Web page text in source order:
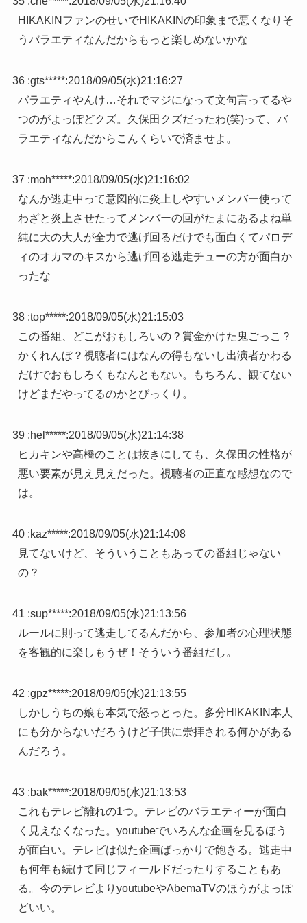
HIKAKINファンのせいでHIKAKINの印象まで悪くなりそ
うバラエティなんだからもっと楽しめないかな
36 :gts*****:2018/09/05(水)21:16:27
バラエティやんけ…それでマジになって文句言ってるや
つのがよっぽどクズ。久保田クズだったわ(笑)って、バ
ラエティなんだからこんくらいで済ませよ。
37 :moh*****:2018/09/05(水)21:16:02
なんか逃走中って意図的に炎上しやすいメンバー使って
わざと炎上させたってメンバーの回がたまにあるよね単
純に大の大人が全力で逃げ回るだけでも面白くてパロデ
ィのオカマのキスから逃げ回る逃走チューの方が面白か
ったな
38 :top*****:2018/09/05(水)21:15:03
この番組、どこがおもしろいの？賞金かけた鬼ごっこ？
かくれんぼ？視聴者にはなんの得もないし出演者かわる
だけでおもしろくもなんともない。もちろん、観てない
けどまだやってるのかとびっくり。
39 :hel*****:2018/09/05(水)21:14:38
ヒカキンや高橋のことは抜きにしても、久保田の性格が
悪い要素が見え見えだった。視聴者の正直な感想なので
は。
40 :kaz*****:2018/09/05(水)21:14:08
見てないけど、そういうこともあっての番組じゃない
の？
41 :sup*****:2018/09/05(水)21:13:56
ルールに則って逃走してるんだから、参加者の心理状態
を客観的に楽しもうぜ！そういう番組だし。
42 :gpz*****:2018/09/05(水)21:13:55
しかしうちの娘も本気で怒っとった。多分HIKAKIN本人
にも分からないだろうけど子供に崇拝される何かがある
んだろう。
43 :bak*****:2018/09/05(水)21:13:53
これもテレビ離れの1つ。テレビのバラエティーが面白
く見えなくなった。youtubeでいろんな企画を見るほう
が面白い。テレビは似た企画ばっかりで飽きる。逃走中
も何年も続けて同じフィールドだったりすることもあ
る。今のテレビよりyoutubeやAbemaTVのほうがよっぽ
どいい。